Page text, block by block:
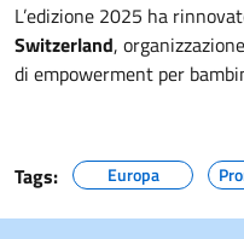
L’edizione 2025 ha
Switzerland,
di empowerment per
Tags: Europa